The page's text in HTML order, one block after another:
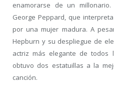
enamorarse de un
George Peppard, que
por una mujer madura. A
Hepburn y su despliegue de
actriz más elegante de todos
obtuvo dos estatuillas a la
canción.